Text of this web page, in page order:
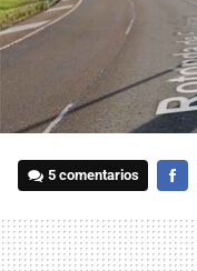
5 comentarios